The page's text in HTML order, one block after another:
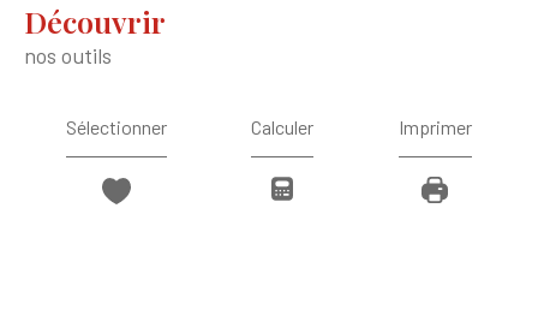
découvrir
nos outils
Sélectionner Calculer Imprimer